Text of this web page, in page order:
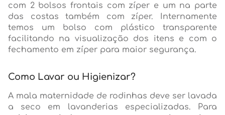
com 2 bolsos frontais com zíper e um na parte
das costas também com zíper. Internamente
temos um bolso com plástico transparente
facilitando na visualização dos itens e com o
fechamento em zíper para maior segurança.
Como Lavar ou Higienizar?
A mala maternidade de rodinhas deve ser lavada
a seco em lavanderias especializadas. Para